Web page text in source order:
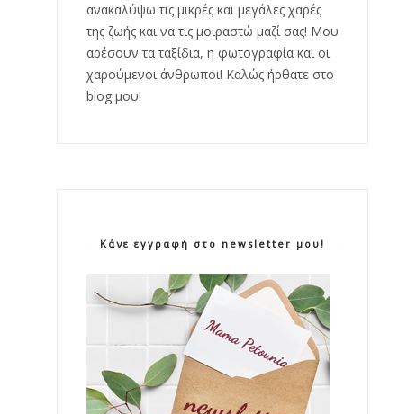
ανακαλύψω τις μικρές και μεγάλες χαρές
της ζωής και να τις μοιραστώ μαζί σας! Μου
αρέσουν τα ταξίδια, η φωτογραφία και οι
χαρούμενοι άνθρωποι! Καλώς ήρθατε στο
blog μου!
Κάνε εγγραφή στο newsletter μου!